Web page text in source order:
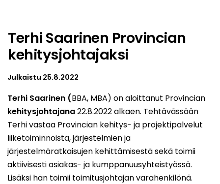
Terhi Saarinen Provincian
kehitysjohtajaksi
Julkaistu 25.8.2022
Terhi Saarinen (BBA, MBA) on aloittanut Provincian
kehitysjohtajana22.8.2022 alkaen. Tehtävässään
Terhi vastaa Provincian kehitys- ja projektipalvelut
liiketoiminnoista, järjestelmien ja
järjestelmäratkaisujen kehittämisestä sekä toimii
aktiivisesti asiakas- ja kumppanuusyhteistyössä.
Lisäksi hän toimii toimitusjohtajan varahenkilönä.